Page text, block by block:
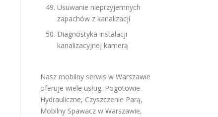
Usuwanie nieprzyjemnych
zapachów z kanalizacji
Diagnostyka instalacji
kanalizacyjnej kamerą
Nasz mobilny serwis w Warszawie
oferuje wiele usług: Pogotowie
Hydrauliczne, Czyszczenie Parą,
Mobilny Spawacz w Warszawie,